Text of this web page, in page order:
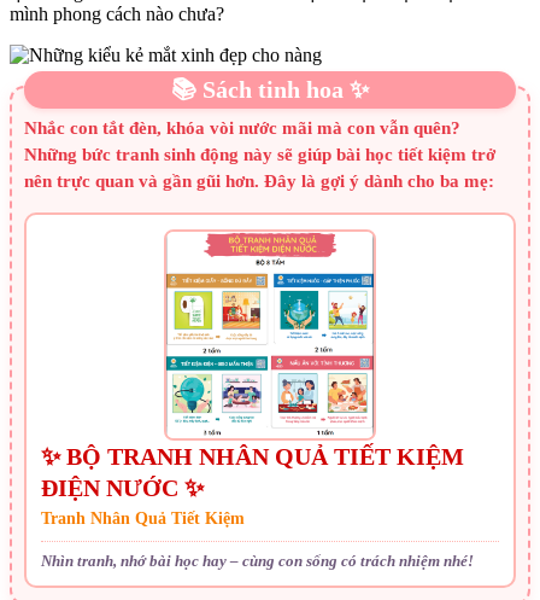
mình phong cách nào chưa?
📚 Sách tinh hoa ✨
Nhắc con tắt đèn, khóa vòi nước mãi mà con vẫn quên?
Những bức tranh sinh động này sẽ giúp bài học tiết kiệm trở
nên trực quan và gần gũi hơn. Đây là gợi ý dành cho ba mẹ:
✨ BỘ TRANH NHÂN QUẢ TIẾT KIỆM
ĐIỆN NƯỚC ✨
Tranh Nhân Quả Tiết Kiệm
Nhìn tranh, nhớ bài học hay – cùng con sống có trách nhiệm nhé!